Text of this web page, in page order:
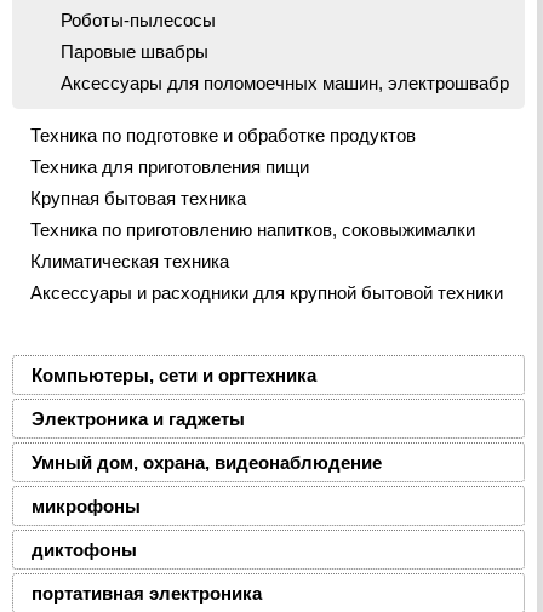
Роботы-пылесосы
Паровые швабры
Аксессуары для поломоечных машин, электрошвабр
Техника по подготовке и обработке продуктов
Техника для приготовления пищи
Крупная бытовая техника
Техника по приготовлению напитков, соковыжималки
Климатическая техника
Аксессуары и расходники для крупной бытовой техники
Компьютеры, сети и оргтехника
Электроника и гаджеты
Умный дом, охрана, видеонаблюдение
микрофоны
диктофоны
портативная электроника